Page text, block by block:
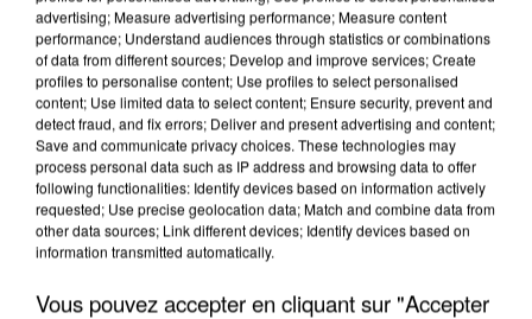
advertising; Measure advertising performance; Measure content
performance; Understand audiences through statistics or combinations
of data from different sources; Develop and improve services; Create
profiles to personalise content; Use profiles to select personalised
content; Use limited data to select content; Ensure security, prevent and
detect fraud, and fix errors; Deliver and present advertising and content;
Save and communicate privacy choices. These technologies may
process personal data such as IP address and browsing data to offer
following functionalities: Identify devices based on information actively
requested; Use precise geolocation data; Match and combine data from
other data sources; Link different devices; Identify devices based on
information transmitted automatically.
Vous pouvez accepter en cliquant sur "Accepter